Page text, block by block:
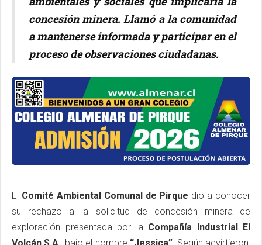
concesión minera. Llamó a la comunidad
a mantenerse informada y participar en el
proceso de observaciones ciudadanas.
El Comité Ambiental Comunal de Pirque dio a conocer
su rechazo a la solicitud de concesión minera de
exploración presentada por la Compañía Industrial El